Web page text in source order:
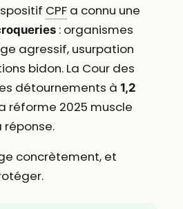
CPFa connu une
: organismes
agressif, usurpation
bidon. La Cour des
détournements à 1,2
réforme 2025 muscle
concrètement, et